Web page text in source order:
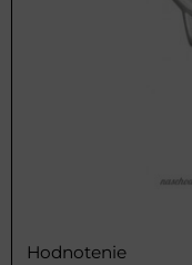
Hodnotenie